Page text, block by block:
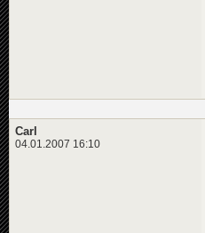
Carl
04.01.2007 16:10